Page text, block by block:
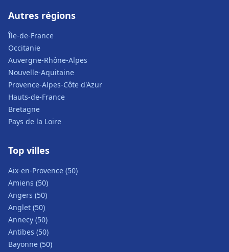
Autres régions
Île-de-France
Occitanie
Auvergne-Rhône-Alpes
Nouvelle-Aquitaine
Provence-Alpes-Côte d'Azur
Hauts-de-France
Bretagne
Pays de la Loire
Top villes
Aix-en-Provence (50)
Amiens (50)
Angers (50)
Anglet (50)
Annecy (50)
Antibes (50)
Bayonne (50)